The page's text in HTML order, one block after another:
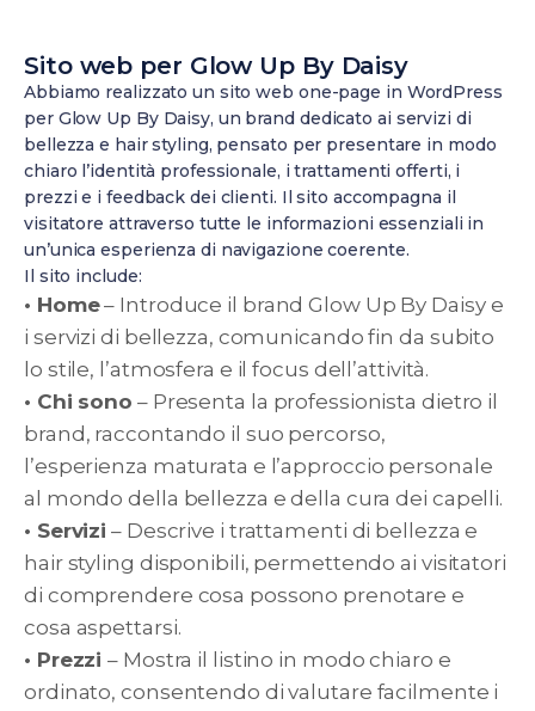
Sito web per Glow Up By Daisy
Abbiamo realizzato un sito web one-page in WordPress
per Glow Up By Daisy, un brand dedicato ai servizi di
bellezza e hair styling, pensato per presentare in modo
chiaro l’identità professionale, i trattamenti offerti, i
prezzi e i feedback dei clienti. Il sito accompagna il
visitatore attraverso tutte le informazioni essenziali in
un’unica esperienza di navigazione coerente.
Il sito include:
• Home– Introduce il brand Glow Up By Daisy e
i servizi di bellezza, comunicando fin da subito
lo stile, l’atmosfera e il focus dell’attività.
• Chi sono – Presenta la professionista dietro il
brand, raccontando il suo percorso,
l’esperienza maturata e l’approccio personale
al mondo della bellezza e della cura dei capelli.
• Servizi – Descrive i trattamenti di bellezza e
hair styling disponibili, permettendo ai visitatori
di comprendere cosa possono prenotare e
cosa aspettarsi.
• Prezzi– Mostra il listino in modo chiaro e
ordinato, consentendo di valutare facilmente i